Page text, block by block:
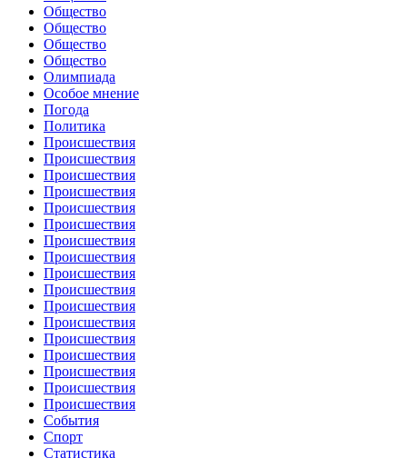
Общество
Общество
Общество
Общество
Олимпиада
Особое мнение
Погода
Политика
Происшествия
Происшествия
Происшествия
Происшествия
Происшествия
Происшествия
Происшествия
Происшествия
Происшествия
Происшествия
Происшествия
Происшествия
Происшествия
Происшествия
Происшествия
Происшествия
Происшествия
События
Спорт
Статистика